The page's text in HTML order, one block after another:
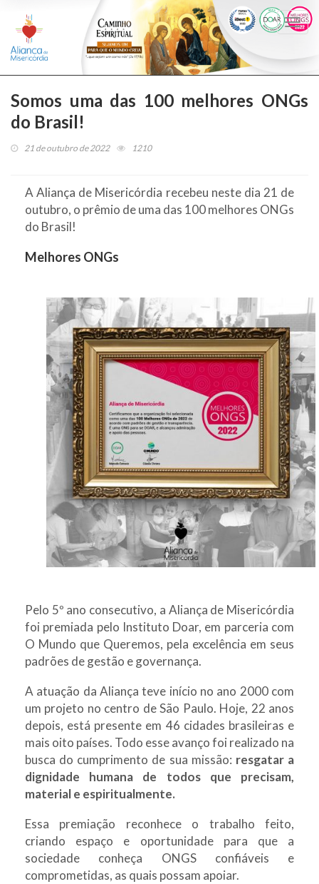
Somos uma das 100 melhores ONGs
do Brasil!
21 de outubro de 2022 1210
A Aliança de Misericórdia recebeu neste dia 21 de
outubro, o prêmio de uma das 100 melhores ONGs
do Brasil!
Melhores ONGs
Pelo 5º ano consecutivo, a Aliança de Misericórdia
foi premiada pelo Instituto Doar, em parceria com
O Mundo que Queremos, pela excelência em seus
padrões de gestão e governança.
A atuação da Aliança teve início no ano 2000 com
um projeto no centro de São Paulo. Hoje, 22 anos
depois, está presente em 46 cidades brasileiras e
mais oito países. Todo esse avanço foi realizado na
busca do cumprimento de sua missão: resgatar a
dignidade humana de todos que precisam,
material e espiritualmente.
Essa premiação reconhece o trabalho feito,
criando espaço e oportunidade para que a
sociedade conheça ONGS confiáveis e
comprometidas, as quais possam apoiar.